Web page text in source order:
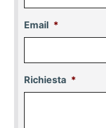
Email *
Richiesta *